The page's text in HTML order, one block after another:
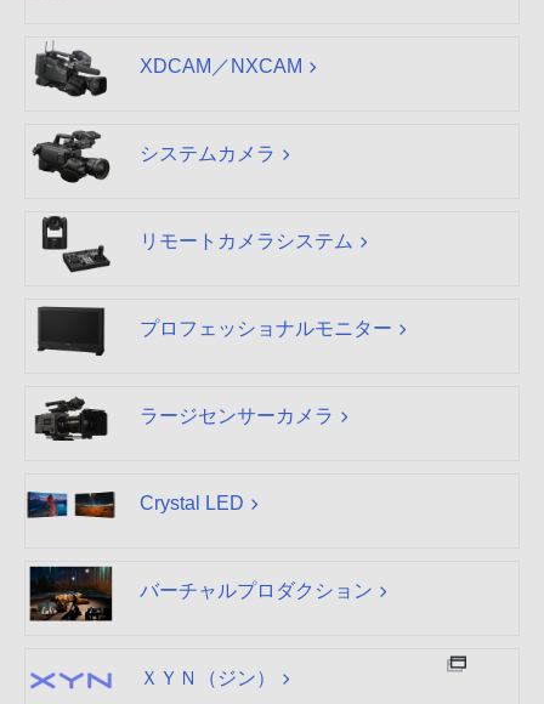
XDCAM／NXCAM
システムカメラ
リモートカメラシステム
プロフェッショナルモニター
ラージセンサーカメラ
Crystal LED
バーチャルプロダクション
ＸＹＮ（ジン）